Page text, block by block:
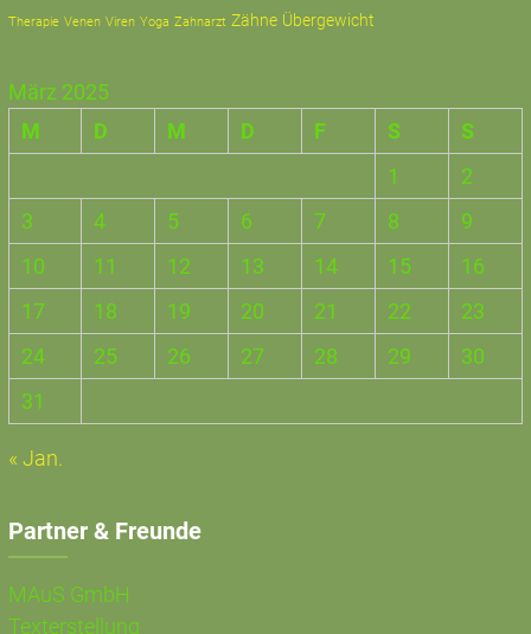
Therapie Venen Viren Yoga Zahnarzt Zähne Übergewicht
März 2025
M
D M D F S
S
1
2
3
4 5 6 7 8
9
10
11 12 13 14 15
16
17
18 19 20 21 22
23
24
25 26 27 28 29
30
31
« Jan.
Partner & Freunde
MAuS GmbH
Texterstellung